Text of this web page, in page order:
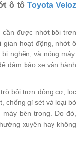
ô tô Toyota Veloz
cần được nhớt bôi trơn
gian hoạt động, nhớt ô
nghẽn, và nóng máy.
đảm bảo xe vận hành
bôi trơn động cơ, lọc
chống gỉ sét và loại bỏ
bên trong. Do đó,
xuyên hay không